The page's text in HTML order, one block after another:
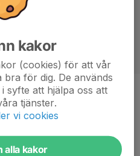
kakor
(cookies) för att vår
för dig. De används
syfte att hjälpa oss att
tjänster.
vi cookies
alla kakor